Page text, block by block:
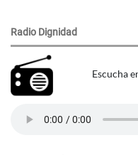
Radio Dignidad
Escucha